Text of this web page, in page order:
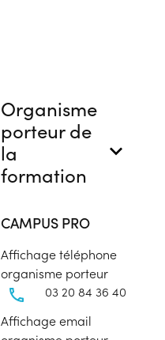
Organisme
porteur de
la
formation
CAMPUS PRO
Affichage téléphone
organisme porteur
03 20 84 36 40
Affichage email